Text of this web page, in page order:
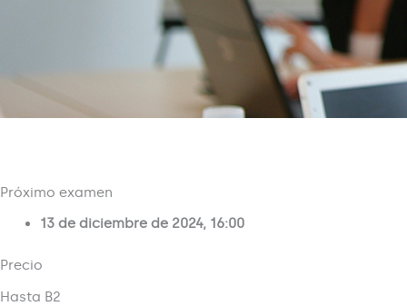
Próximo examen
13 de diciembre de 2024, 16:00
Precio
Hasta B2